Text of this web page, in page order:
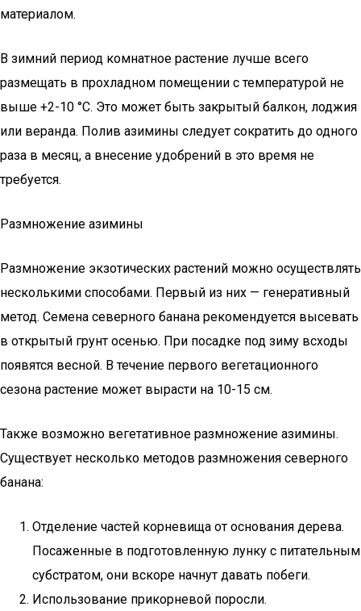
материалом.
В зимний период комнатное растение лучше всего
размещать в прохладном помещении с температурой не
выше +2-10 °C. Это может быть закрытый балкон, лоджия
или веранда. Полив азимины следует сократить до одного
раза в месяц, а внесение удобрений в это время не
требуется.
Размножение азимины
Размножение экзотических растений можно осуществлять
несколькими способами. Первый из них — генеративный
метод. Семена северного банана рекомендуется высевать
в открытый грунт осенью. При посадке под зиму всходы
появятся весной. В течение первого вегетационного
сезона растение может вырасти на 10-15 см.
Также возможно вегетативное размножение азимины.
Существует несколько методов размножения северного
банана:
Отделение частей корневища от основания дерева.
Посаженные в подготовленную лунку с питательным
субстратом, они вскоре начнут давать побеги.
Использование прикорневой поросли.